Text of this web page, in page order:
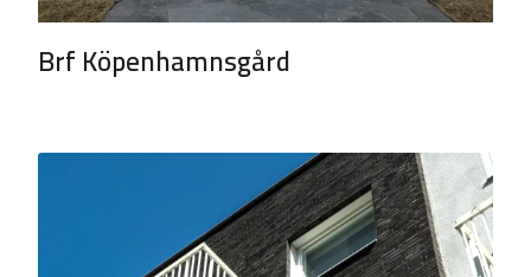
Brf Köpenhamnsgård